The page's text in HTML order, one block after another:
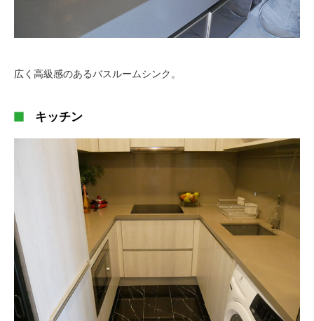
広く高級感のあるバスルームシンク。
キッチン